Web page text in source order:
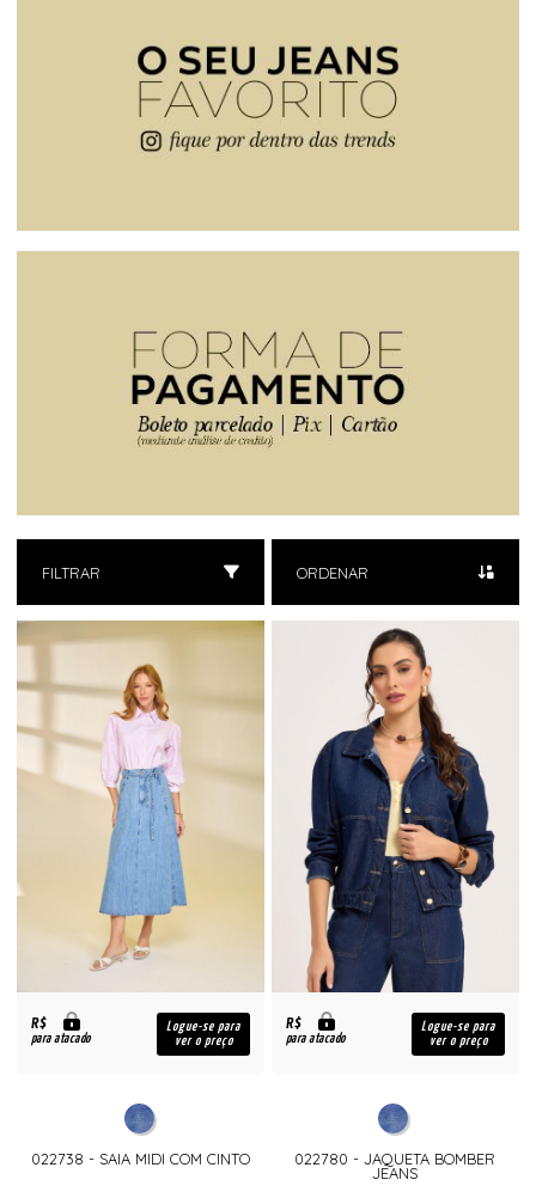
FILTRAR ORDENAR
R$
para atacado
Logue-se para
ver o preço
022738 - SAIA MIDI COM CINTO
R$
para atacado
Logue-se para
ver o preço
022780 - JAQUETA BOMBER
JEANS